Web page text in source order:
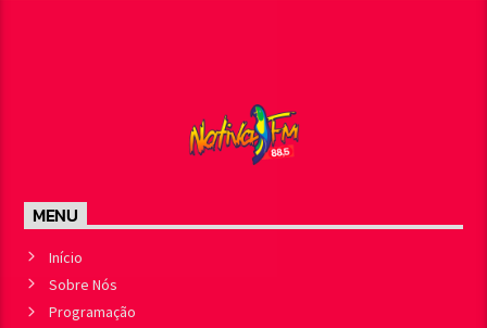
MENU
Início
Sobre Nós
Programação